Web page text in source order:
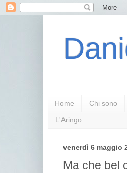
Home Chi sono
L'Aringo
venerdì 6 maggio
Ma che bel